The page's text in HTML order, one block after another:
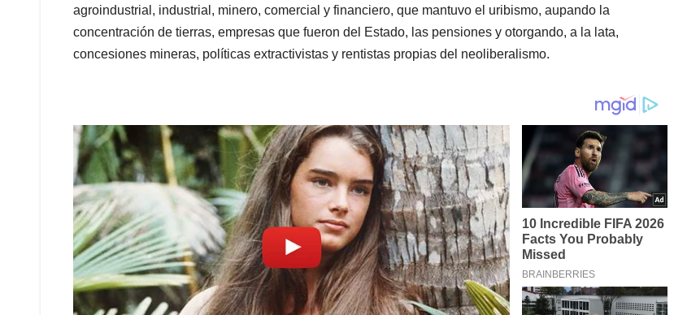
agroindustrial, industrial, minero, comercial y financiero, que mantuvo el uribismo, aupando la
concentración de tierras, empresas que fueron del Estado, las pensiones y otorgando, a la lata,
concesiones mineras, políticas extractivistas y rentistas propias del neoliberalismo.